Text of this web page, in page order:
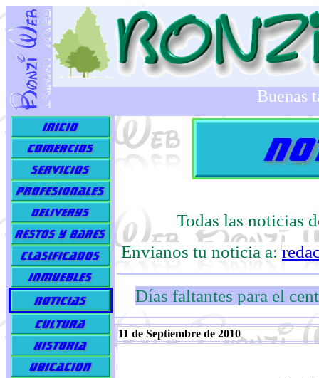
Buenas
Todas las noticias
Envianos tu noticia a:
Días faltantes para el
11 de Septiembre de 2010